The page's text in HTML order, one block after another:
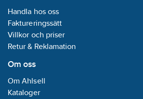
Handla hos oss
Faktureringssätt
Villkor och priser
Retur & Reklamation
Om oss
Om Ahlsell
Kataloger